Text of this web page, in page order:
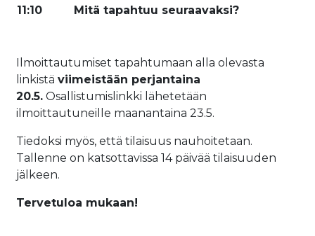
11:10
Mitä tapahtuu seuraavaksi?
Ilmoittautumiset tapahtumaan alla olevasta
linkistä viimeistään perjantaina
20.5. Osallistumislinkki lähetetään
ilmoittautuneille maanantaina 23.5.
Tiedoksi myös, että tilaisuus nauhoitetaan.
Tallenne on katsottavissa 14 päivää tilaisuuden
jälkeen.
Tervetuloa mukaan!